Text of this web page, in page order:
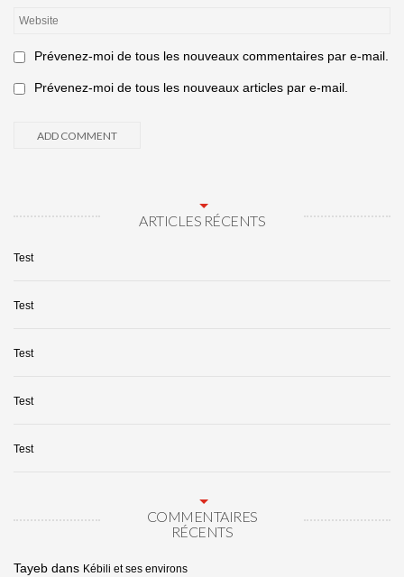
Prévenez-moi de tous les nouveaux commentaires par e-mail.
Prévenez-moi de tous les nouveaux articles par e-mail.
ARTICLES RÉCENTS
Test
Test
Test
Test
Test
COMMENTAIRES
RÉCENTS
Tayeb dans Kébili et ses environs